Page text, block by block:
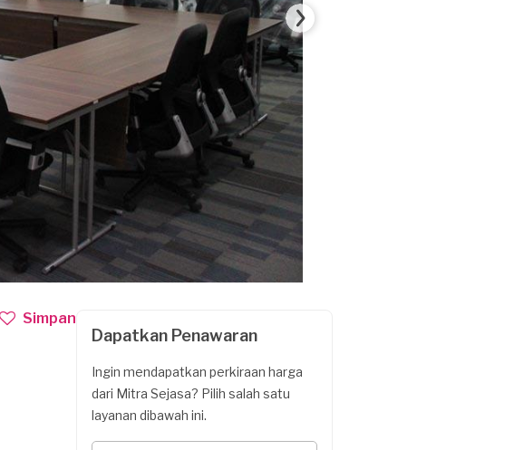
Simpan
Dapatkan Penawaran
Ingin mendapatkan perkiraan harga
dari Mitra Sejasa? Pilih salah satu
layanan dibawah ini.